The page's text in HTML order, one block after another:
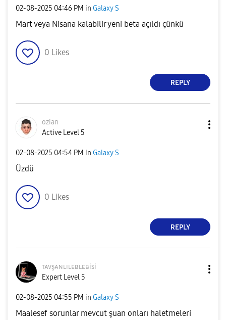
‎02-08-2025 04:46 PM in Galaxy S
Mart veya Nisana kalabilir yeni beta açıldı çünkü
0 Likes
REPLY
ozian
Active Level 5
‎02-08-2025 04:54 PM in Galaxy S
Üzdü
0 Likes
REPLY
ᴛᴀᴠşᴀɴʟɪʟᴇʙʟᴇʙisi
Expert Level 5
‎02-08-2025 04:55 PM in Galaxy S
Maalesef sorunlar mevcut şuan onları haletmeleri